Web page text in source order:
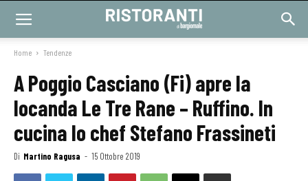
Home Tendenze
A Poggio Casciano (Fi) apre la
locanda Le Tre Rane – Ruffino. In
cucina lo chef Stefano Frassineti
Di Martino Ragusa - 15 Ottobre 2019